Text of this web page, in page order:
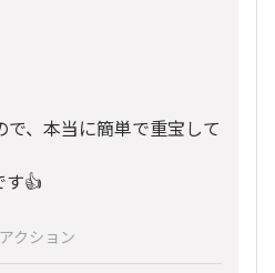
、本当に簡単で重宝して
す👍
クション